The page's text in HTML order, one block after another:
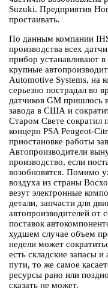
Suzuki. Предприятия
простаивать.
По данным компании
производства всех
прибор устанавливают
крупные
Automotive Systems, на
серьезно пострадал во
датчиков GM пришлось
завода в США и
Старом Свете сократил
концерн PSA Peugeot-
приостановке работы
Автопроизводители
производство, если
возобновятся. Помимо
воздуха из страны
везут электронные
детали, запчасти для
автопроизводителей от
поставок
худшем случае объем
недели может
есть складские запасы
пути, то же самое
ресурсы рано или
сказать не может.